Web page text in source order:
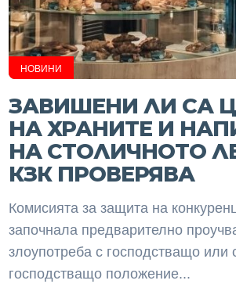
НОВИНИ
ЗАВИШЕНИ ЛИ СА
НА ХРАНИТЕ И
НА СТОЛИЧНОТО
КЗК ПРОВЕРЯВА
Комисията за защита на
започнала предварително
злоупотреба с господстващо или
господстващо положение...